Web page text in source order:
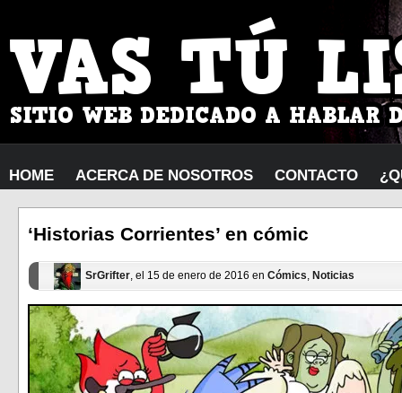
HOME ACERCA DE NOSOTROS CONTACTO
‘Historias Corrientes’ en cómic
SrGrifter, el 15 de enero de 2016 en Cómics, Noticias